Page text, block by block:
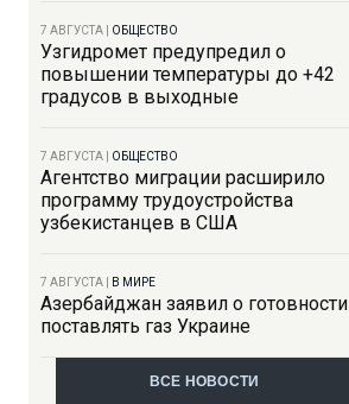
7 АВГУСТА ОБЩЕСТВО
Узгидромет предупредил о
повышении температуры до +42
градусов в выходные
7 АВГУСТА ОБЩЕСТВО
Агентство миграции расширило
программу трудоустройства
узбекистанцев в США
7 АВГУСТА В МИРЕ
Азербайджан заявил о готовности
поставлять газ Украине
ВСЕ НОВОСТИ